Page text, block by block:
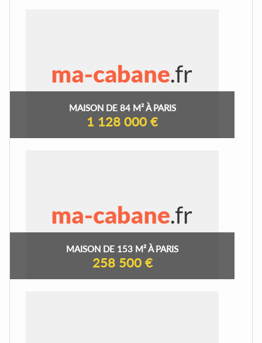
MAISON DE 84 M² À PARIS
1 128 000 €
MAISON DE 153 M² À PARIS
258 500 €